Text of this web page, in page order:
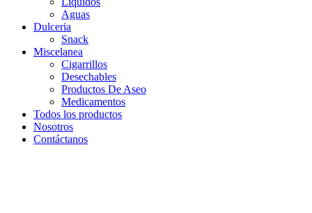
Aguas
Dulceria
Snack
Miscelanea
Cigarrillos
Desechables
Productos De Aseo
Medicamentos
Todos los productos
Nosotros
Contáctanos